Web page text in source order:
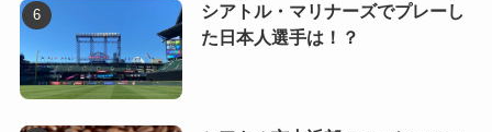
シアトル・マリナーズでプレーし
た日本人選手は！？